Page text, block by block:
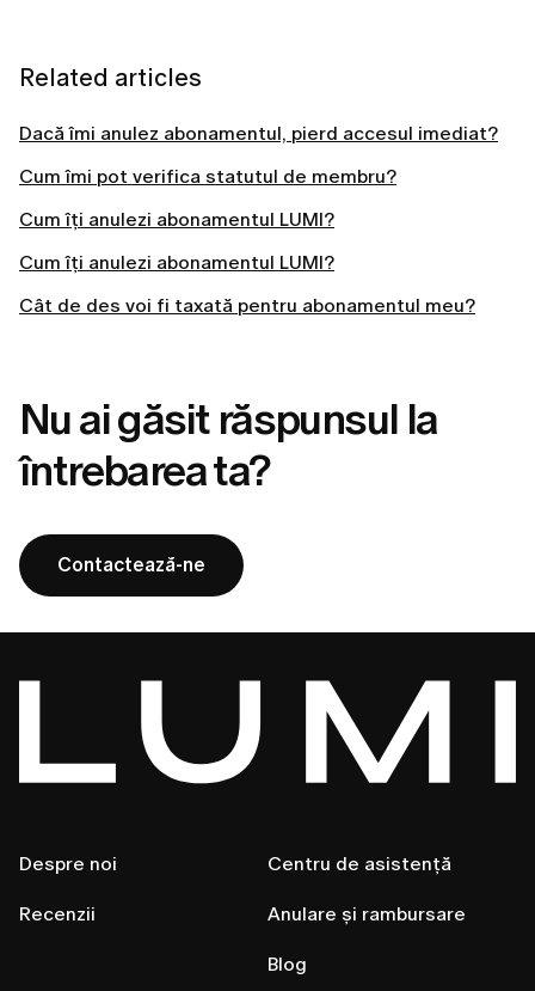
Related articles
Dacă îmi anulez abonamentul, pierd accesul imediat?
Cum îmi pot verifica statutul de membru?
Cum îți anulezi abonamentul LUMI?
Cum îți anulezi abonamentul LUMI?
Cât de des voi fi taxată pentru abonamentul meu?
Nu ai găsit răspunsul la
întrebarea ta?
Contactează-ne
Despre noi
Recenzii
Centru de asistență
Anulare și rambursare
Blog